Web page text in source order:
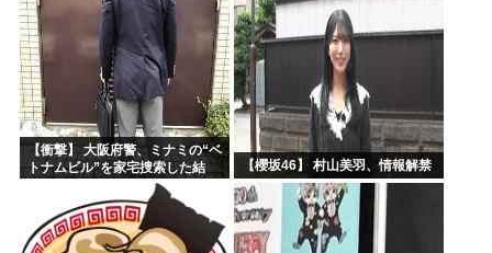
【衝撃】 大阪府警、ミナミの“ベ
トナムビル”を家宅捜索した結
【櫻坂46】 村山美羽、情報解禁